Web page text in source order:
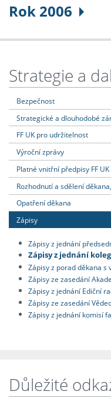
Rok 2006
Strategie a
Bezpečnost
Strategické a dlouhodobé
FF UK pro udržitelnost
Výroční zprávy
Platné vnitřní předpisy FF UK
Rozhodnutí a sdělení
Opatření děkana
Zápisy
Zápisy z jednání
Zápisy z jednání
Zápisy z porad děkana s
Zápisy ze zasedání
Zápisy z jednání Ediční
Zápisy ze zasedání
Zápisy z jednání komisí
Důležité